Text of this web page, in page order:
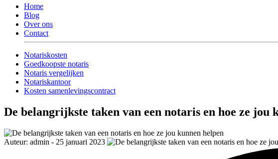
Home
Blog
Over ons
Contact
Notariskosten
Goedkoopste notaris
Notaris vergelijken
Notariskantoor
Kosten samenlevingscontract
De belangrijkste taken van een notaris en hoe ze jou
Auteur: admin - 25 januari 2023